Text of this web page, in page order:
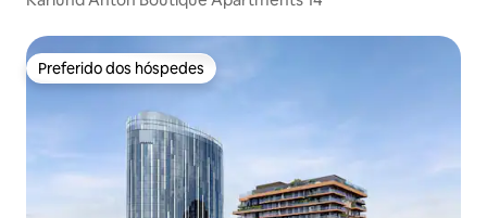
Preferido dos hóspedes
Preferido dos hóspedes